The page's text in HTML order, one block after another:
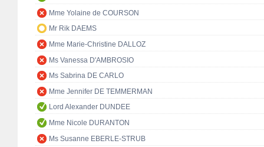
Mme Yolaine de COURSON
Mr Rik DAEMS
Mme Marie-Christine DALLOZ
Ms Vanessa D'AMBROSIO
Ms Sabrina DE CARLO
Mme Jennifer DE TEMMERMAN
Lord Alexander DUNDEE
Mme Nicole DURANTON
Ms Susanne EBERLE-STRUB